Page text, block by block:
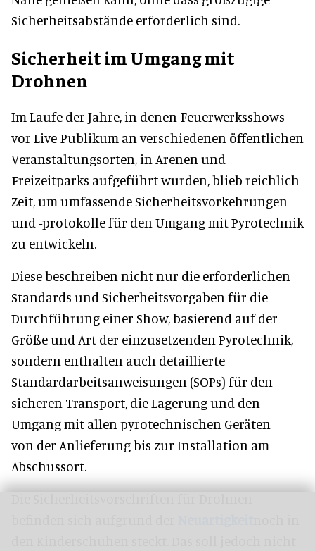
Sicherheitsabstände erforderlich sind.
Sicherheit im Umgang mit
Drohnen
Im Laufe der Jahre, in denen Feuerwerksshows
vor Live-Publikum an verschiedenen öffentlichen
Veranstaltungsorten, in Arenen und
Freizeitparks aufgeführt wurden, blieb reichlich
Zeit, um umfassende Sicherheitsvorkehrungen
und -protokolle für den Umgang mit Pyrotechnik
zu entwickeln.
Diese beschreiben nicht nur die erforderlichen
Standards und Sicherheitsvorgaben für die
Durchführung einer Show, basierend auf der
Größe und Art der einzusetzenden Pyrotechnik,
sondern enthalten auch detaillierte
Standardarbeitsanweisungen (SOPs) für den
sicheren Transport, die Lagerung und den
Umgang mit allen pyrotechnischen Geräten –
von der Anlieferung bis zur Installation am
Abschussort.